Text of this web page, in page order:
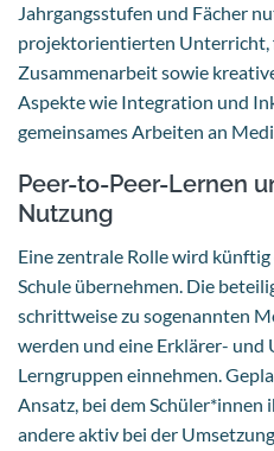
Jahrgangsstufen und Fächer
projektorientierten Unterricht,
Zusammenarbeit sowie
Aspekte wie Integration und
gemeinsames Arbeiten an
Peer-to-Peer-Lernen
Nutzung
Eine zentrale Rolle wird
Schule übernehmen. Die
schrittweise zu sogenannten
werden und eine Erklärer-
Lerngruppen einnehmen.
Ansatz, bei dem
andere aktiv bei der